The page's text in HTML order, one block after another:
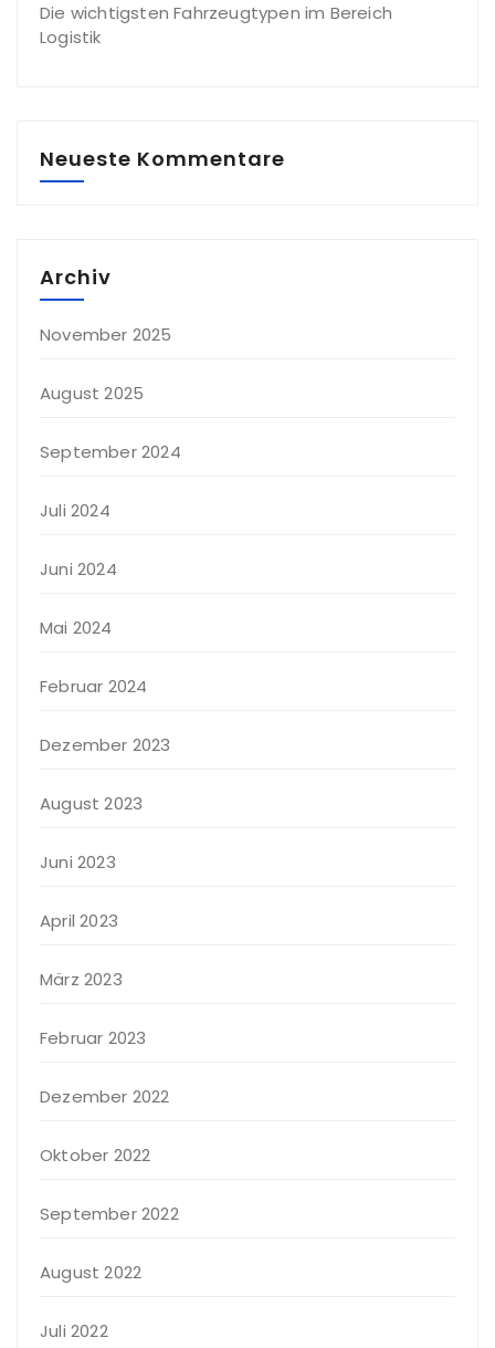
Die wichtigsten Fahrzeugtypen im Bereich
Logistik
Neueste Kommentare
Archiv
November 2025
August 2025
September 2024
Juli 2024
Juni 2024
Mai 2024
Februar 2024
Dezember 2023
August 2023
Juni 2023
April 2023
März 2023
Februar 2023
Dezember 2022
Oktober 2022
September 2022
August 2022
Juli 2022